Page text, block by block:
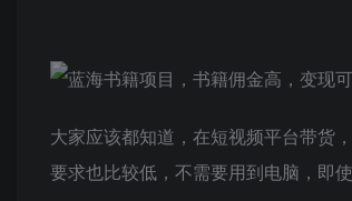
大家应该都知道，在短视频平台带货
要求也比较低，不需要用到电脑，即